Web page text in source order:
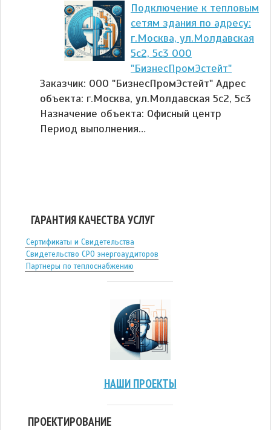
Подключение к тепловым
сетям здания по адресу:
г.Москва, ул.Молдавская
5с2, 5с3 ООО
"БизнесПромЭстейт"
Заказчик: ООО "БизнесПромЭстейт" Адрес
объекта: г.Москва, ул.Молдавская 5с2, 5с3
Назначение объекта: Офисный центр
Период выполнения…
ГАРАНТИЯ КАЧЕСТВА УСЛУГ
Сертификаты и Свидетельства
Свидетельство СРО энергоаудиторов
Партнеры по теплоснабжению
НАШИ ПРОЕКТЫ
ПРОЕКТИРОВАНИЕ